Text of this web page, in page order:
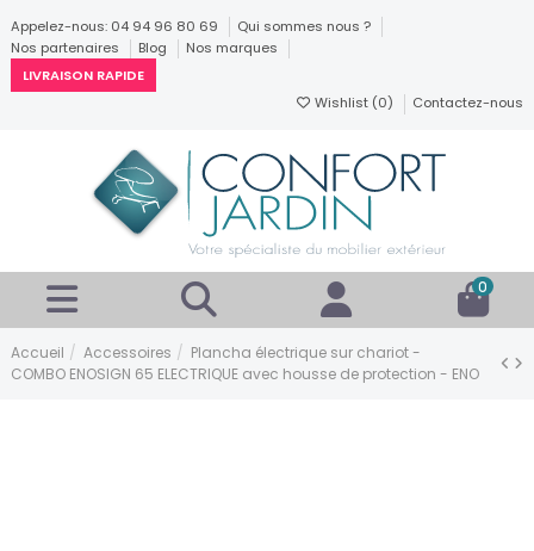
Appelez-nous: 04 94 96 80 69
Qui sommes nous ?
Nos partenaires
Blog
Nos marques
LIVRAISON RAPIDE
Wishlist (0) Contactez-nous
0
Accueil Accessoires
Plancha électrique sur chariot -
COMBO ENOSIGN 65 ELECTRIQUE avec housse de protection - ENO